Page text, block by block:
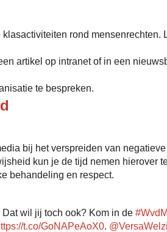
rond mensenrechten.
artikel op intranet of in een
te bespreken.
bij het verspreiden van
kun je de tijd nemen hierover
behandeling en respect.
wil jij toch ook? Kom in de #WvdM
t.co/GoNAPeAoX0.